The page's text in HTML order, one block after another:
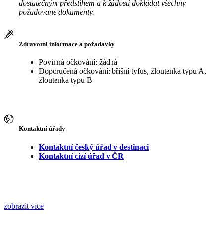
dostatečným předstihem a k žádosti dokládat všechny
požadované dokumenty.
Zdravotní informace a požadavky
Povinná očkování: žádná
Doporučená očkování: břišní tyfus, žloutenka typu A,
žloutenka typu B
Kontaktní úřady
Kontaktní český úřad v destinaci
Kontaktní cizí úřad v ČR
zobrazit více